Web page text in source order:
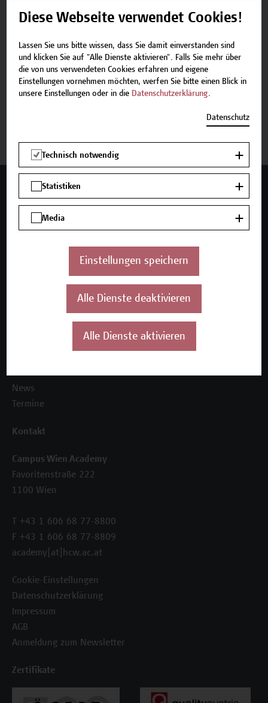
E-Mail:
academy[at]hcw.ac.at
Tel.: +43 1 606 6877-8800
Beschreibung
Mehr Infos gewünscht?
Seminare und Zertifikatsprogramme
Inhouse-Weiterbildung
Beratungsleistungen
Die Campus Wien Academy
News
Termine
Kontakt
Campus Wien Academy
Favoritenstraße 222
1100 Wien
T +43 1 606 68 77-8800
F +43 1 606 68 77-8809
academy[at]hcw.ac.at
Cookie-Einstellungen
Datenschutzerklärung
Impressum
AGB
Anmeldung zum Newsletter
Zertifikate
Diese Webseite verwendet Cookies!
Lassen Sie uns bitte wissen, dass Sie damit einverstanden sind
und klicken Sie auf "Alle Dienste aktivieren". Falls Sie mehr über
die von uns verwendeten Cookies erfahren und eigene
Einstellungen vornehmen möchten, werfen Sie bitte einen Blick in
unsere Einstellungen oder in die Datenschutzerklärung.
Datenschutz
Technisch notwendig
Statistiken
Media
Einstellungen speichern
Alle Dienste deaktivieren
Alle Dienste aktivieren